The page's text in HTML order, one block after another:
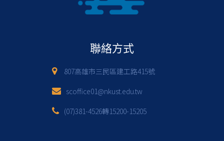
聯絡方式
807高雄市三民區建工路415號
scoffice01@nkust.edu.tw
(07)381-4526轉15200-15205